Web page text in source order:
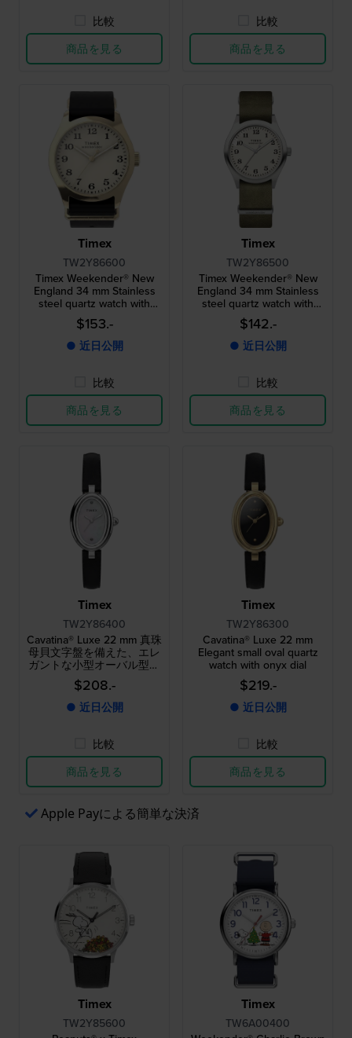
比較
商品を見る
比較
商品を見る
Timex
TW2Y86600
Timex Weekender® New
England 34 mm Stainless
steel quartz watch with
leather NATO style strap
$153.-
● 近日公開
比較
商品を見る
Timex
TW2Y86500
Timex Weekender® New
England 34 mm Stainless
steel quartz watch with
leather NATO style strap
$142.-
● 近日公開
比較
商品を見る
Timex
TW2Y86400
Cavatina® Luxe 22 mm 真珠
母貝文字盤を備えた、エレ
ガントな小型オーバル型ク
ォーツウォッチ
$208.-
● 近日公開
比較
商品を見る
Timex
TW2Y86300
Cavatina® Luxe 22 mm
Elegant small oval quartz
watch with onyx dial
$219.-
● 近日公開
比較
商品を見る
Apple Payによる簡単な決済
Timex
TW2Y85600
Timex
TW6A00400